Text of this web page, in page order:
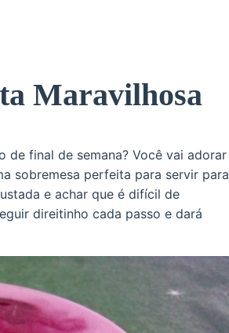
Maravilhosa
de final de semana? Você vai adorar
sobremesa perfeita para servir para
e achar que é difícil de
direitinho cada passo e dará